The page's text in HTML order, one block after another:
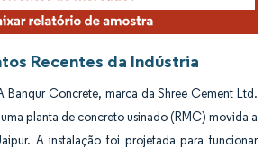
Recentes da Indústria
Bangur Concrete, marca da Shree Cement Ltd.
planta de concreto usinado (RMC) movida a
A instalação foi projetada para funcionar